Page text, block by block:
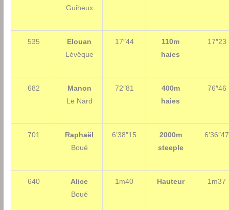
Guiheux
535
Elouan
Lévêque
17″44
110m
haies
17″23
682
Manon
Le Nard
72″81
400m
haies
76″46
701
Raphaël
Boué
6’38″15
2000m
steeple
6’36″47
640
Alice
Boué
1m40 Hauteur 1m37